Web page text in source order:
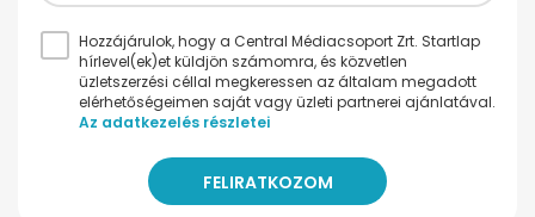
Hozzájárulok, hogy a Central Médiacsoport Zrt. Startlap
hírlevel(ek)et küldjön számomra, és közvetlen
üzletszerzési céllal megkeressen az általam megadott
elérhetőségeimen saját vagy üzleti partnerei ajánlatával.
Az adatkezelés részletei